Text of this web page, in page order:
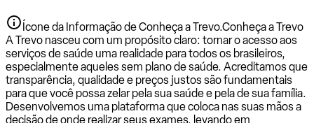
Ícone da Informação de Conheça a Trevo.Conheça a Trevo
A Trevo nasceu com um propósito claro: tornar o acesso aos
serviços de saúde uma realidade para todos os brasileiros,
especialmente aqueles sem plano de saúde. Acreditamos que
transparência, qualidade e preços justos são fundamentais
para que você possa zelar pela sua saúde e pela de sua família.
Desenvolvemos uma plataforma que coloca nas suas mãos a
decisão de onde realizar seus exames, levando em